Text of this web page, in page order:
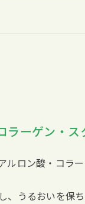
ラーゲン・
ルロン酸・コラ
うるおいを保ち